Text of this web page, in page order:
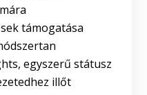
támogatása
egyszerű státusz
illőt